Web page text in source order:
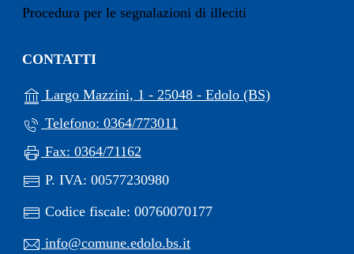
Procedura per le segnalazioni di illeciti
CONTATTI
Largo Mazzini, 1 - 25048 - Edolo (BS)
Telefono: 0364/773011
Fax: 0364/71162
P. IVA: 00577230980
Codice fiscale: 00760070177
info@comune.edolo.bs.it